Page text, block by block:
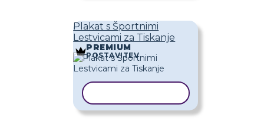
Plakat s Športnimi
Lestvicami za Tiskanje
PREMIUM
POSTAVITEV